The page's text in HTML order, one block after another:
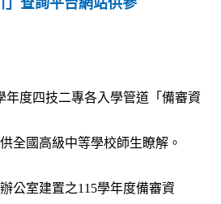
」查詢平台網站供參
年度四技二專各入學管道「備審資
全國高級中等學校師生瞭解。
公室建置之115學年度備審資